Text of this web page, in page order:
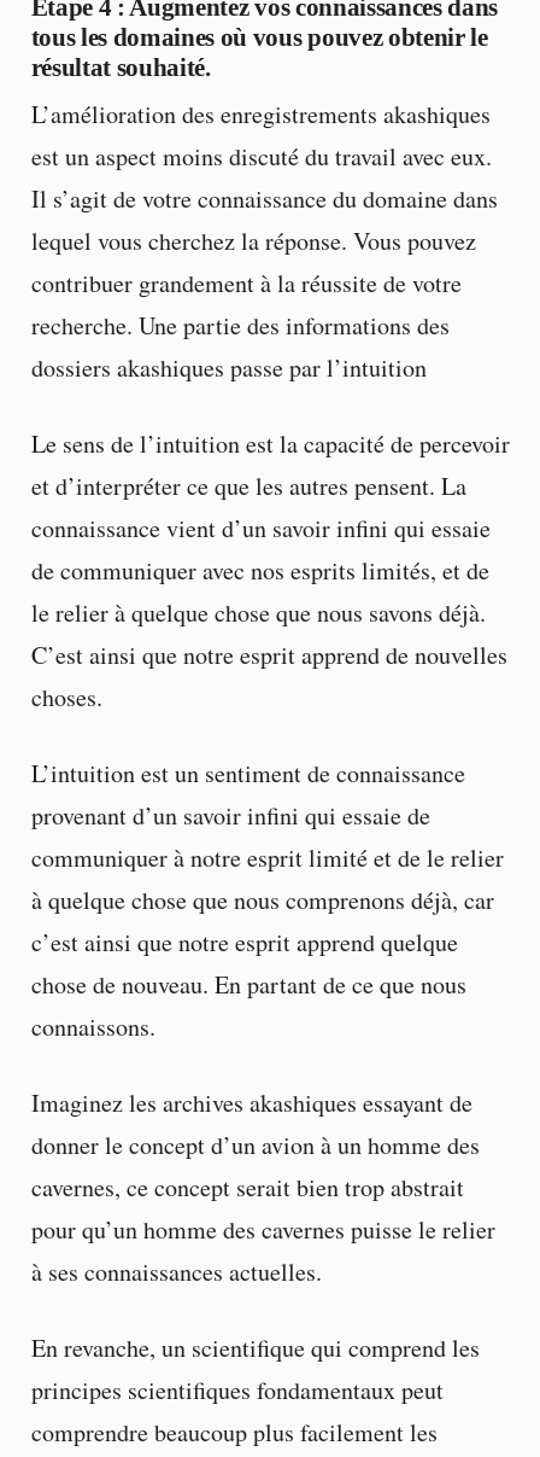
Étape 4: Augmentez vos connaissances dans
tous les domaines où vous pouvez obtenir le
résultat souhaité.
L’amélioration des enregistrements akashiques
est un aspect moins discuté du travail avec eux.
Il s’agit de votre connaissance du domaine dans
lequel vous cherchez la réponse. Vous pouvez
contribuer grandement à la réussite de votre
recherche. Une partie des informations des
dossiers akashiques passe par l’intuition
Le sens de l’intuition est la capacité de percevoir
et d’interpréter ce que les autres pensent. La
connaissance vient d’un savoir infini qui essaie
de communiquer avec nos esprits limités, et de
le relier à quelque chose que nous savons déjà.
C’est ainsi que notre esprit apprend de nouvelles
choses.
L’intuition est un sentiment de connaissance
provenant d’un savoir infini qui essaie de
communiquer à notre esprit limité et de le relier
à quelque chose que nous comprenons déjà, car
c’est ainsi que notre esprit apprend quelque
chose de nouveau. En partant de ce que nous
connaissons.
Imaginez les archives akashiques essayant de
donner le concept d’un avion à un homme des
cavernes, ce concept serait bien trop abstrait
pour qu’un homme des cavernes puisse le relier
à ses connaissances actuelles.
En revanche, un scientifique qui comprend les
principes scientifiques fondamentaux peut
comprendre beaucoup plus facilement les